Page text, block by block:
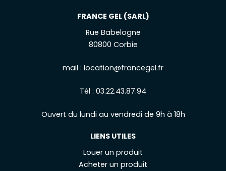
FRANCE GEL (SARL)
Rue Babelogne
80800 Corbie
mail : location@francegel.fr
Tél : 03.22.43.87.94
Ouvert du lundi au vendredi de 9h à 18h
LIENS UTILES
Louer un produit
Acheter un produit